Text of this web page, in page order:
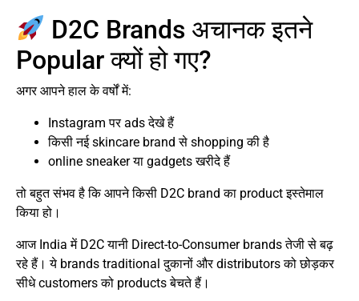
D2C Brands अचानक इतने
Popular क्यों हो गए?
अगर आपने हाल के वर्षों में:
Instagram पर ads देखे हैं
किसी नई skincare brand से shopping की है
online sneaker या gadgets खरीदे हैं
तो बहुत संभव है कि आपने किसी D2C brand का product इस्तेमाल
किया हो।
आज India में D2C यानी Direct-to-Consumer brands तेजी से बढ़
रहे हैं। ये brands traditional दुकानों और distributors को छोड़कर
सीधे customers को products बेचते हैं।